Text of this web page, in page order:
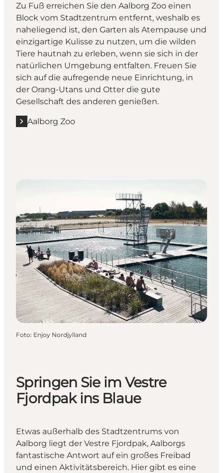
Zu Fuß erreichen Sie den Aalborg Zoo einen
Block vom Stadtzentrum entfernt, weshalb es
naheliegend ist, den Garten als Atempause und
einzigartige Kulisse zu nutzen, um die wilden
Tiere hautnah zu erleben, wenn sie sich in der
natürlichen Umgebung entfalten. Freuen Sie
sich auf die aufregende neue Einrichtung, in
der Orang-Utans und Otter die gute
Gesellschaft des anderen genießen.
Aalborg Zoo
Foto: Enjoy Nordjylland
Springen Sie im Vestre
Fjordpak ins Blaue
Etwas außerhalb des Stadtzentrums von
Aalborg liegt der Vestre Fjordpak, Aalborgs
fantastische Antwort auf ein großes Freibad
und einen Aktivitätsbereich. Hier gibt es eine